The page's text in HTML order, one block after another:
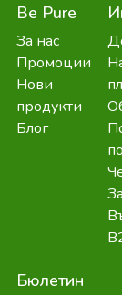
Be Pure
За нас
Промоции
Нови
продукти
Блог
Бюлетин